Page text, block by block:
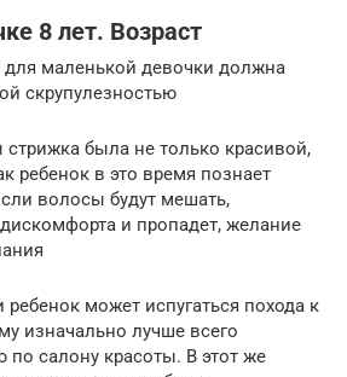
8 лет. Возраст
для маленькой девочки должна
скрупулезностью
была не только красивой,
ребенок в это время познает
волосы будут мешать,
и пропадет, желание
может испугаться похода к
изначально лучше всего
по салону красоты. В этот же